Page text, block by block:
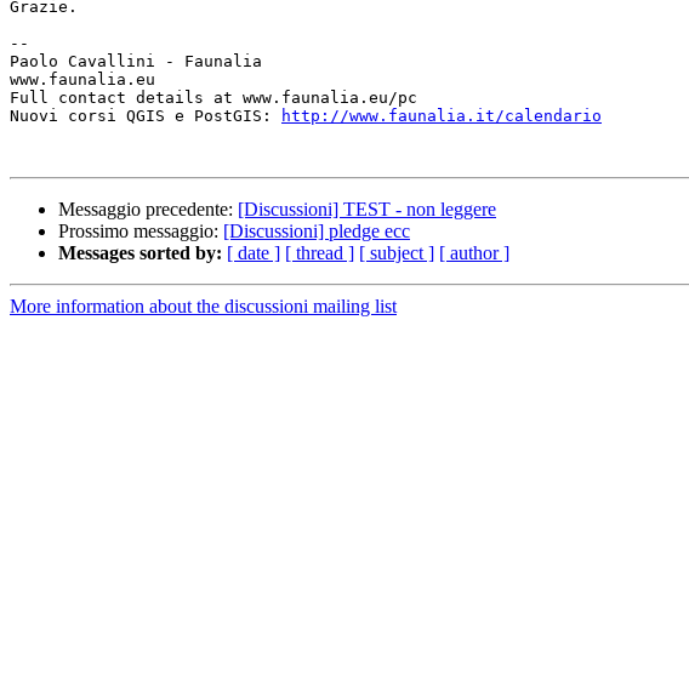
Grazie.
--
Paolo Cavallini - Faunalia
www.faunalia.eu
Full contact details at www.faunalia.eu/pc
Nuovi corsi QGIS e PostGIS:
http://www.faunalia.it/calendario
Messaggio precedente: [Discussioni] TEST - non leggere
Prossimo messaggio: [Discussioni] pledge ecc
Messages sorted by: [ date ] [ thread ] [ subject ] [ author ]
More information about the discussioni mailing list